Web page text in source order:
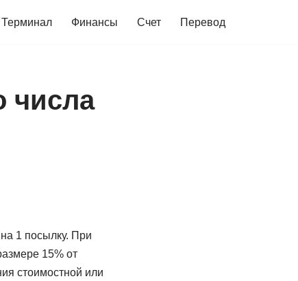
Терминал Финансы Счет Перевод
числа
1 посылку. При
15% от
стоимостной или